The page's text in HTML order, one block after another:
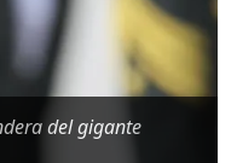
del gigante